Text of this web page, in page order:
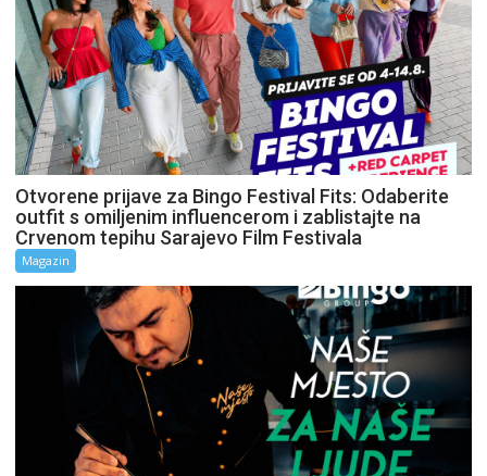
Otvorene prijave za Bingo Festival Fits: Odaberite
outfit s omiljenim influencerom i zablistajte na
Crvenom tepihu Sarajevo Film Festivala
Magazin